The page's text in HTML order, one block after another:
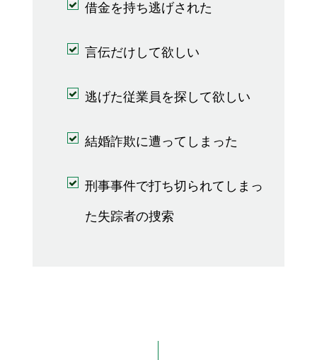
借金を持ち逃げされた
言伝だけして欲しい
逃げた従業員を探して欲しい
結婚詐欺に遭ってしまった
刑事事件で打ち切られてしまっ
た失踪者の捜索